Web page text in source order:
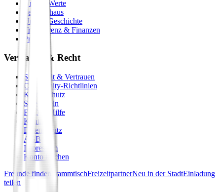
Unsere Werte
Seminarhaus
Unsere Geschichte
Transparenz & Finanzen
Presse
Vertrauen & Recht
Sicherheit & Vertrauen
Community-Richtlinien
Kinderschutz
Spielregeln
FAQ & Hilfe
Kontakt
Datenschutz
AGB
Impressum
Konto löschen
Freunde finden
StammtischFreizeitpartnerNeu in der StadtEinladung
teilen